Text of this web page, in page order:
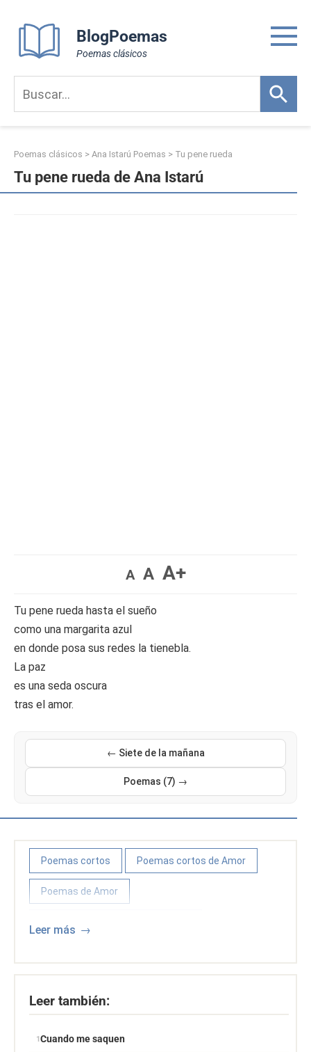
content
BlogPoemas
Poemas clásicos
Poemas clásicos > Ana Istarú Poemas > Tu pene rueda
Tu pene rueda de Ana Istarú
A A A+
Tu pene rueda hasta el sueño
como una margarita azul
en donde posa sus redes la tienebla.
La paz
es una seda oscura
tras el amor.
← Siete de la mañana
Poemas (7) →
Poemas cortos Poemas cortos de Amor
Poemas de Amor
Leer más
Leer también:
Cuando me saquen